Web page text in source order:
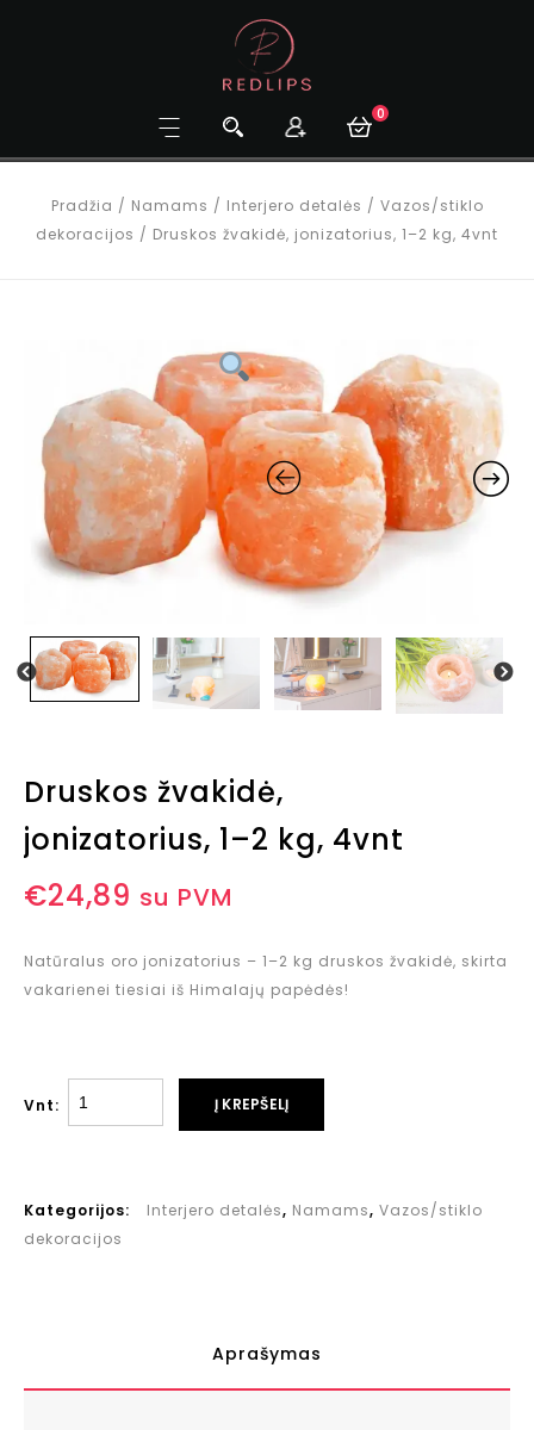
0
Pradžia / Namams / Interjero detalės / Vazos/stiklo
dekoracijos / Druskos žvakidė, jonizatorius, 1–2 kg, 4vnt
Druskos žvakidė,
jonizatorius, 1–2 kg, 4vnt
€24,89 su PVM
Natūralus oro jonizatorius – 1–2 kg druskos žvakidė, skirta
vakarienei tiesiai iš Himalajų papėdės!
Vnt: Į KREPŠELĮ
Kategorijos: Interjero detalės, Namams, Vazos/stiklo
dekoracijos
Aprašymas